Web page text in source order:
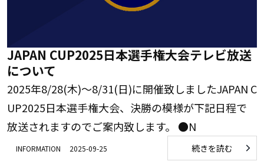
JAPAN CUP2025日本選手権大会テレビ放送
について
2025年8/28(木)～8/31(日)に開催致しましたJAPAN C
UP2025日本選手権大会、決勝の模様が下記日程で
放送されますのでご案内致します。 ●N
INFORMATION 2025-09-25 続きを読む